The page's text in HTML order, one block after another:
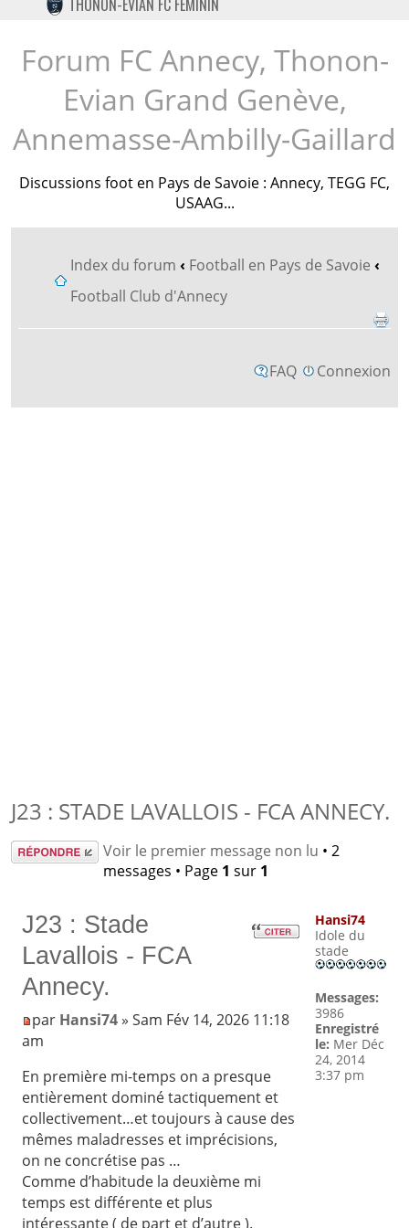
TWITTER
INSTAGRAM
THONON-EVIAN FC FÉMININ
Forum FC Annecy, Thonon-
Evian Grand Genève,
Annemasse-Ambilly-Gaillard
Discussions foot en Pays de Savoie : Annecy, TEGG FC,
USAAG...
Index du forum ‹ Football en Pays de Savoie ‹
Football Club d'Annecy
FAQ Connexion
J23 : STADE LAVALLOIS - FCA ANNECY.
Répondre Voir le premier message non lu • 2
messages • Page 1 sur 1
J23 : Stade
Lavallois - FCA
Annecy.
par Hansi74» Sam Fév 14, 2026 11:18
am
En première mi-temps on a presque
entièrement dominé tactiquement et
collectivement…et toujours à cause des
mêmes maladresses et imprécisions,
on ne concrétise pas …
Comme d’habitude la deuxième mi
temps est différente et plus
intéressante ( de part et d’autre ).
Hansi74
Idole du
stade
Messages:
3986
Enregistré
le: Mer Déc
24, 2014
3:37 pm